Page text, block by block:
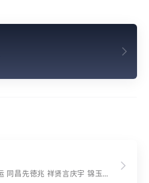
字辈：智维茂万玉 柏千希汉运 同昌先徳兆 祥贤言庆宇 锦玉富康星 维善纪席依 于常